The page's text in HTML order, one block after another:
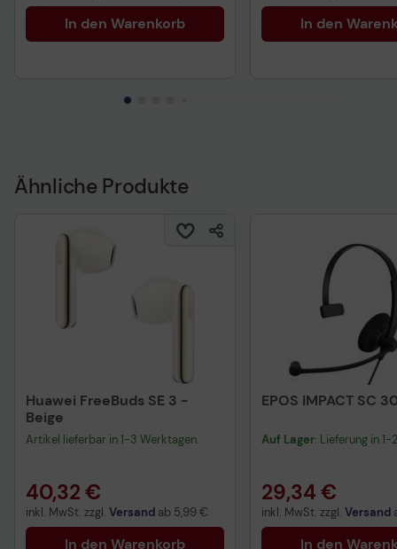
In den Warenkorb In den
Ähnliche Produkte
Huawei FreeBuds SE 3 -
Beige
Artikel lieferbar in 1-3 Werktagen.
40,32 €
inkl. MwSt. zzgl. Versand ab 5,99 €
In den Warenkorb
EPOS IMPACT SC
Auf Lager: Lieferung in
29,34 €
inkl. MwSt. zzgl. Versand
In den